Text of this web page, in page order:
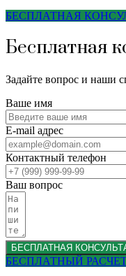
БЕСПЛАТНАЯ
Бесплатная
Задайте вопрос и наши
Ваше имя
E-mail адрес
Контактный телефон
Ваш вопрос
БЕСПЛАТНАЯ
БЕСПЛАТНЫЙ